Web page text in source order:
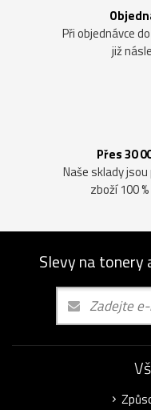
Při objednávce
již
Přes 30
Naše sklady
zboží 100
Slevy na tonery